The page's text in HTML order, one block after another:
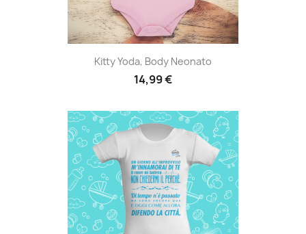
Kitty Yoda, Body Neonato
14,99 €